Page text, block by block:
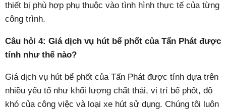
thiết bị phù hợp phụ thuộc vào tình hình thực tế của từng
công trình.
Câu hỏi 4: Giá dịch vụ hút bể phốt của Tấn Phát được
tính như thế nào?
Giá dịch vụ hút bể phốt của Tấn Phát được tính dựa trên
nhiều yếu tố như khối lượng chất thải, vị trí bể phốt, độ
khó của công việc và loại xe hút sử dụng. Chúng tôi luôn